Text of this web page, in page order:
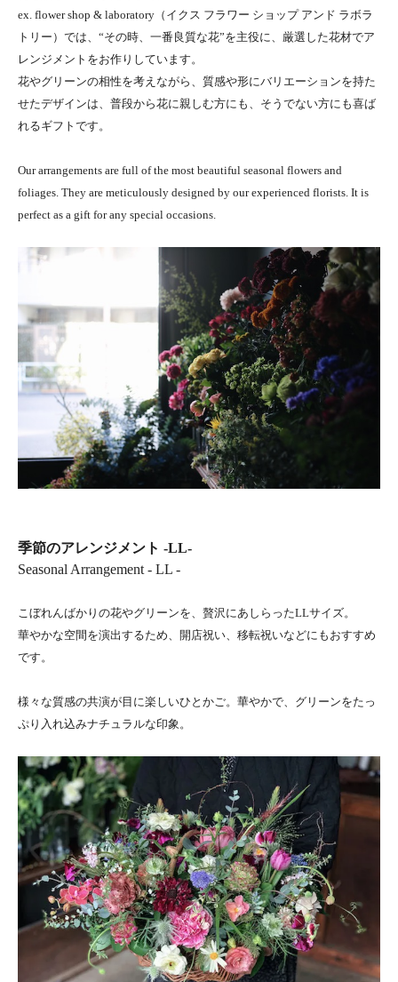
ex. flower shop & laboratory（イクス フラワー ショップ アンド ラボラ
トリー）では、“その時、一番良質な花”を主役に、厳選した花材でア
レンジメントをお作りしています。
花やグリーンの相性を考えながら、質感や形にバリエーションを持た
せたデザインは、普段から花に親しむ方にも、そうでない方にも喜ば
れるギフトです。
Our arrangements are full of the most beautiful seasonal flowers and
foliages. They are meticulously designed by our experienced florists. It is
perfect as a gift for any special occasions.
季節のアレンジメント -LL-
Seasonal Arrangement - LL -
こぼれんばかりの花やグリーンを、贅沢にあしらったLLサイズ。
華やかな空間を演出するため、開店祝い、移転祝いなどにもおすすめ
です。
様々な質感の共演が目に楽しいひとかご。華やかで、グリーンをたっ
ぷり入れ込みナチュラルな印象。